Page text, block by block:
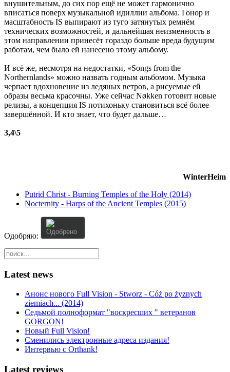
внушительным, до сих пор ещё не может гармонично
вписаться поверх музыкальной идиллии альбома. Гонор и
масштабность IS выпирают из туго затянутых ремнём
технических возможностей, и дальнейшая неизменность в
этом направлении принесёт гораздо больше вреда будущим
работам, чем было ей нанесено этому альбому.
И всё же, несмотря на недостатки, «Songs from the
Northernlands» можно назвать годным альбомом. Музыка
черпает вдохновение из ледяных ветров, а рисуемые ей
образы весьма красочны. Уже сейчас Nøkken готовит новые
релизы, а концепция IS потихоньку становиться всё более
завершённой. И кто знает, что будет дальше…
3,4\5
WinterHeim
Putrid Christ - Burning Temples of the Holy (2014)
Nocternity - Harps of the Ancient Temples (2015)
Одобряю:
Latest news
Анонс нового Full Vision - Stworz - Cóż po żyznych
ziemiach... (2014)
Седьмой полноформат "воскресших " ветеранов
GORGON!
Новый Full Vision!
Сменились электронные адреса издания!
Интервью с Orthank!
Latest reviews